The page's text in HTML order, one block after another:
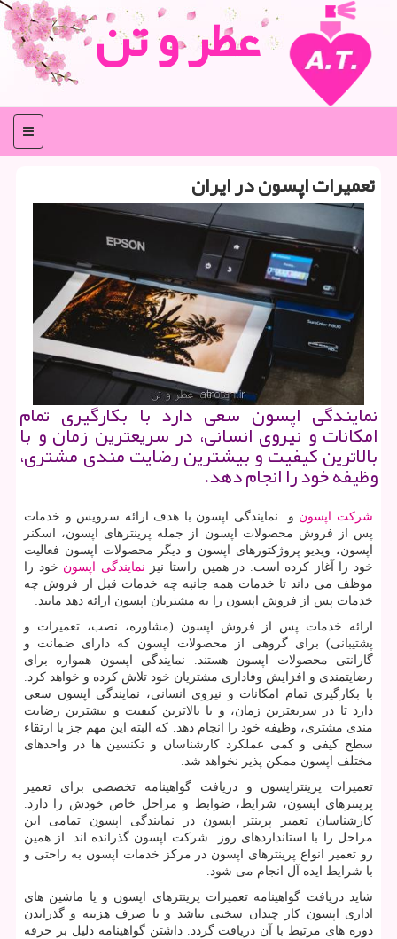
عطر و تن
منو
تعمیرات اپسون در ایران
نمایندگی اپسون سعی دارد با بكارگیری تمام
امكانات و نیروی انسانی، در سریعترین زمان و با
بالاترین كیفیت و بیشترین رضایت مندی مشتری،
وظیفه خود را انجام دهد.
شرکت اپسون و نمایندگی اپسون با هدف ارائه سرویس و خدمات
پس از فروش محصولات اپسون از جمله پرینترهای اپسون، اسکنر
اپسون، ویدیو پروژکتورهای اپسون و دیگر محصولات اپسون فعالیت
خود را آغاز کرده است. در همین راستا نیز نمایندگی اپسون خود را
موظف می داند تا خدمات همه جانبه چه خدمات قبل از فروش چه
خدمات پس از فروش اپسون را به مشتریان اپسون ارائه دهد مانند:
ارائه خدمات پس از فروش اپسون (مشاوره، نصب، تعمیرات و
پشتیبانی) برای گروهی از محصولات اپسون که دارای ضمانت و
گارانتی محصولات اپسون هستند. نمایندگی اپسون همواره برای
رضایتمندی و افزایش وفاداری مشتریان خود تلاش کرده و خواهد کرد.
با بکارگیری تمام امکانات و نیروی انسانی، نمایندگی اپسون سعی
دارد تا در سریعترین زمان، و با بالاترین کیفیت و بیشترین رضایت
مندی مشتری، وظیفه خود را انجام دهد. که البته این مهم جز با ارتقاء
سطح کیفی و کمی عملکرد کارشناسان و تکنسین ها در واحدهای
مختلف اپسون ممکن پذیر نخواهد شد.
تعمیرات پرینتراپسون و دریافت گواهینامه تخصصی برای تعمیر
پرینترهای اپسون، شرایط، ضوابط و مراحل خاص خودش را دارد.
کارشناسان تعمیر پرینتر اپسون در نمایندگی اپسون تمامی این
مراحل را با استانداردهای روز شرکت اپسون گذرانده اند. از همین
رو تعمیر انواع پرینترهای اپسون در مرکز خدمات اپسون به راحتی و
با شرایط ایده آل انجام می شود.
شاید دریافت گواهینامه تعمیرات پرینترهای اپسون و یا ماشین های
اداری اپسون کار چندان سختی نباشد و با صرف هزینه و گذراندن
دوره های مرتبط با آن دریافت گردد. داشتن گواهینامه دلیل بر حرفه